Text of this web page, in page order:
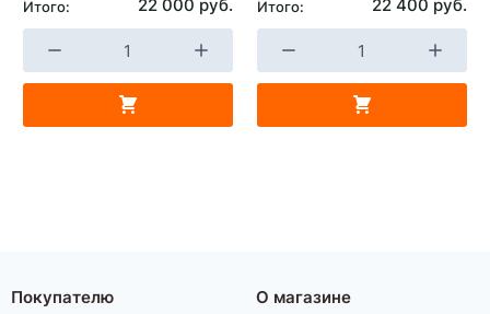
Итого: 22 000 руб. Итого: 22 400 руб.
Покупателю О магазине